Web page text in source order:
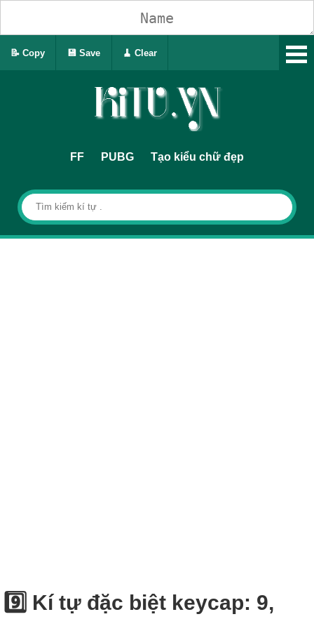
FF PUBG Tạo kiểu chữ đẹp
9️⃣ Kí tự đặc biệt keycap: 9,
📝 Copy 💾 Save 🧹 Clear